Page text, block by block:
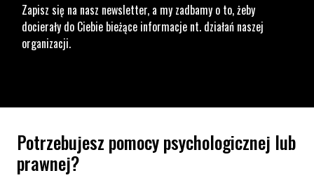
Zapisz się na nasz newsletter, a my zadbamy o to, żeby
docierały do Ciebie bieżące informacje nt. działań naszej
organizacji.
Potrzebujesz pomocy psychologicznej lub
prawnej?